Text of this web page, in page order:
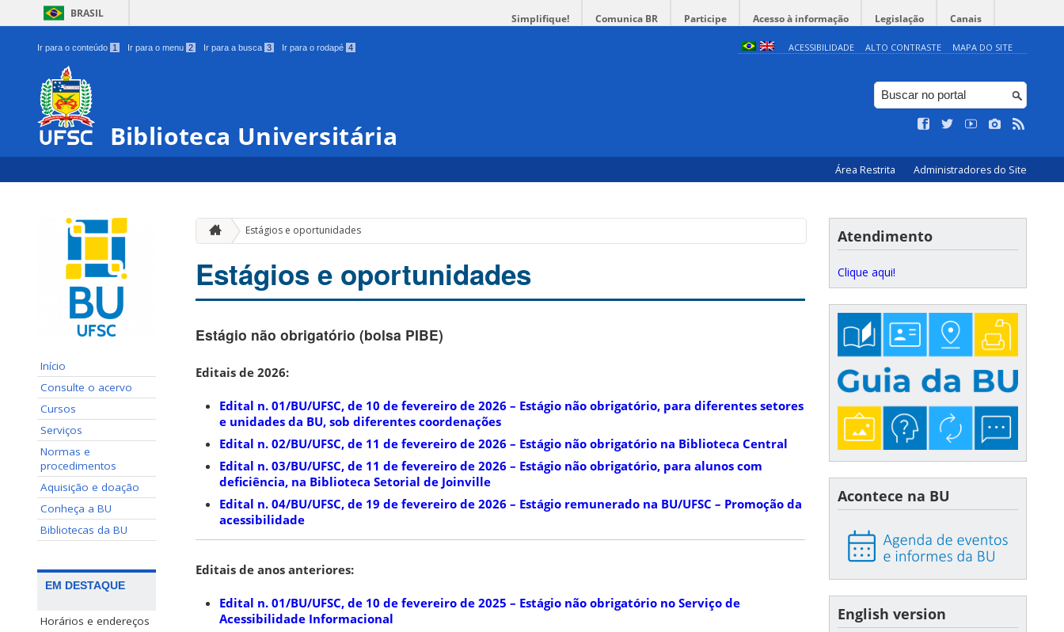
BRASIL Simplifique! Comunica BR Participe Acesso à informação Legislação Canais
Ir para o conteúdo 1 Ir para o menu 2 Ir para a busca 3 Ir para o rodapé 4 ACESSIBILIDADE ALTO CONTRASTE MAPA DO SITE
Biblioteca Universitária
Área Restrita Administradores do Site
Início
Consulte o acervo
Cursos
Serviços
Normas e
procedimentos
Aquisição e doação
Conheça a BU
Bibliotecas da BU
EM DESTAQUE
Horários e endereços
Estágios e oportunidades
Estágios e oportunidades
Estágio não obrigatório (bolsa PIBE)
Editais de 2026:
Edital n. 01/BU/UFSC, de 10 de fevereiro de 2026 – Estágio não obrigatório, para diferentes setores
e unidades da BU, sob diferentes coordenações
Edital n. 02/BU/UFSC, de 11 de fevereiro de 2026 – Estágio não obrigatório na Biblioteca Central
Edital n. 03/BU/UFSC, de 11 de fevereiro de 2026 – Estágio não obrigatório, para alunos com
deficiência, na Biblioteca Setorial de Joinville
Edital n. 04/BU/UFSC, de 19 de fevereiro de 2026 – Estágio remunerado na BU/UFSC – Promoção da
acessibilidade
Editais de anos anteriores:
Edital n. 01/BU/UFSC, de 10 de fevereiro de 2025 – Estágio não obrigatório no Serviço de
Acessibilidade Informacional
Atendimento
Clique aqui!
Acontece na BU
English version